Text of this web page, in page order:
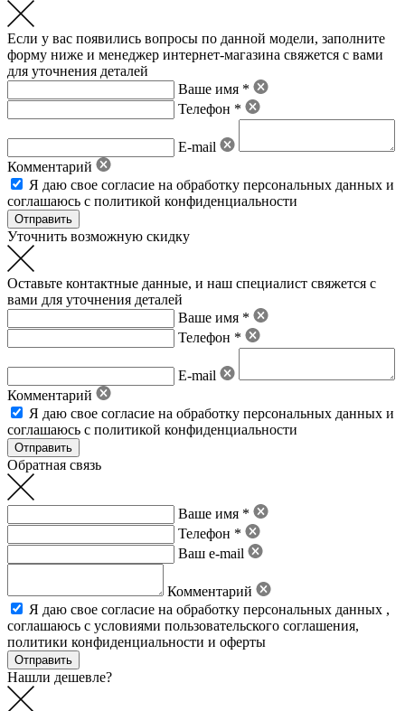
Если у вас появились вопросы по данной модели, заполните
форму ниже и менеджер интернет-магазина свяжется с вами
для уточнения деталей
Ваше имя *
Телефон *
E-mail
Комментарий
Я даю свое согласие на обработку персональных данных и
соглашаюсь с политикой конфиденциальности
Уточнить возможную скидку
Оставьте контактные данные, и наш специалист свяжется с
вами для уточнения деталей
Ваше имя *
Телефон *
E-mail
Комментарий
Я даю свое согласие на обработку персональных данных и
соглашаюсь с политикой конфиденциальности
Обратная связь
Ваше имя *
Телефон *
Ваш e-mail
Комментарий
Я даю свое согласие на обработку персональных данных ,
соглашаюсь с условиями пользовательского соглашения,
политики конфиденциальности и оферты
Нашли дешевле?